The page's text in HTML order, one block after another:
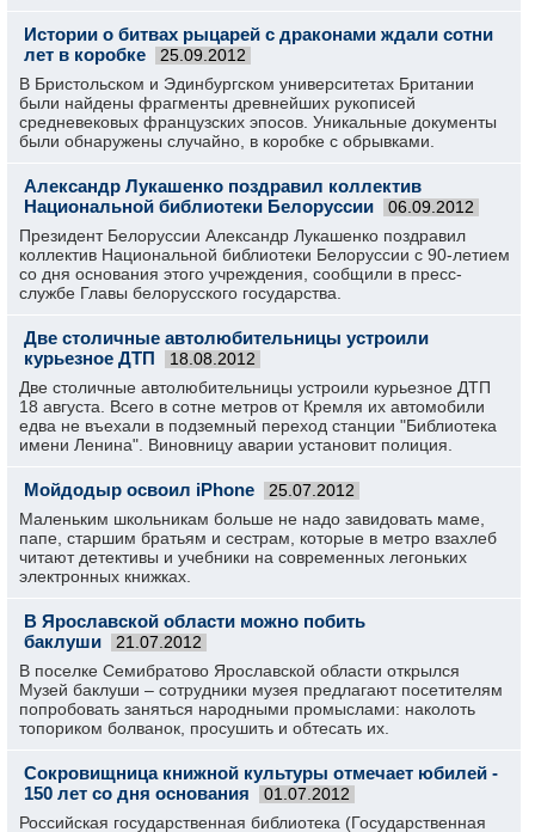
Истории о битвах рыцарей с драконами ждали сотни
лет в коробке
25.09.2012
В Бристольском и Эдинбургском университетах Британии
были найдены фрагменты древнейших рукописей
средневековых французских эпосов. Уникальные документы
были обнаружены случайно, в коробке с обрывками.
Александр Лукашенко поздравил коллектив
Национальной библиотеки Белоруссии
06.09.2012
Президент Белоруссии Александр Лукашенко поздравил
коллектив Национальной библиотеки Белоруссии с 90-летием
со дня основания этого учреждения, сообщили в пресс-
службе Главы белорусского государства.
Две столичные автолюбительницы устроили
курьезное ДТП
18.08.2012
Две столичные автолюбительницы устроили курьезное ДТП
18 августа. Всего в сотне метров от Кремля их автомобили
едва не въехали в подземный переход станции "Библиотека
имени Ленина". Виновницу аварии установит полиция.
Мойдодыр освоил iPhone 25.07.2012
Маленьким школьникам больше не надо завидовать маме,
папе, старшим братьям и сестрам, которые в метро взахлеб
читают детективы и учебники на современных легоньких
электронных книжках.
В Ярославской области можно побить
баклуши
21.07.2012
В поселке Семибратово Ярославской области открылся
Музей баклуши – сотрудники музея предлагают посетителям
попробовать заняться народными промыслами: наколоть
топориком болванок, просушить и обтесать их.
Сокровищница книжной культуры отмечает юбилей -
150 лет со дня основания
01.07.2012
Российская государственная библиотека (Государственная